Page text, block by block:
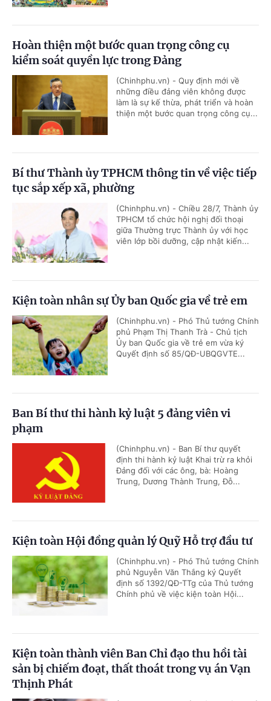
Hoàn thiện một bước quan trọng công cụ
kiểm soát quyền lực trong Đảng
(Chinhphu.vn) - Quy định mới về
những điều đảng viên không được
làm là sự kế thừa, phát triển và hoàn
thiện một bước quan trọng công cụ...
Bí thư Thành ủy TPHCM thông tin về việc tiếp
tục sắp xếp xã, phường
(Chinhphu.vn) - Chiều 28/7, Thành ủy
TPHCM tổ chức hội nghị đối thoại
giữa Thường trực Thành ủy với học
viên lớp bồi dưỡng, cập nhật kiến...
Kiện toàn nhân sự Ủy ban Quốc gia về trẻ em
(Chinhphu.vn) - Phó Thủ tướng Chính
phủ Phạm Thị Thanh Trà - Chủ tịch
Ủy ban Quốc gia về trẻ em vừa ký
Quyết định số 85/QĐ-UBQGVTE...
Ban Bí thư thi hành kỷ luật 5 đảng viên vi
phạm
(Chinhphu.vn) - Ban Bí thư quyết
định thi hành kỷ luật Khai trừ ra khỏi
Đảng đối với các ông, bà: Hoàng
Trung, Dương Thành Trung, Đỗ...
Kiện toàn Hội đồng quản lý Quỹ Hỗ trợ đầu tư
(Chinhphu.vn) - Phó Thủ tướng Chính
phủ Nguyễn Văn Thắng ký Quyết
định số 1392/QĐ-TTg của Thủ tướng
Chính phủ về việc kiện toàn Hội...
Kiện toàn thành viên Ban Chỉ đạo thu hồi tài
sản bị chiếm đoạt, thất thoát trong vụ án Vạn
Thịnh Phát